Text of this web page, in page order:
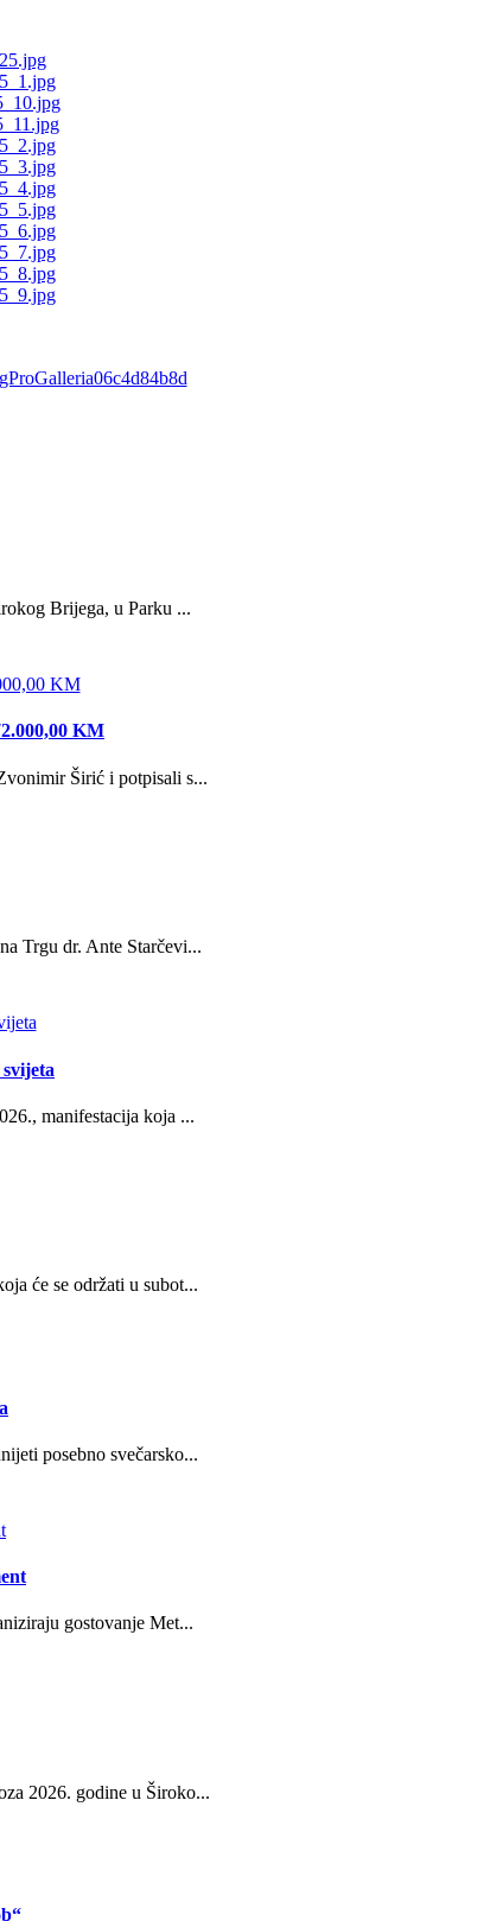
Brijega, u Parku ...
KM
Širić i potpisali s...
Trgu dr. Ante Starčevi...
manifestacija koja ...
će se održati u subot...
posebno svečarsko...
gostovanje Met...
2026. godine u Široko...